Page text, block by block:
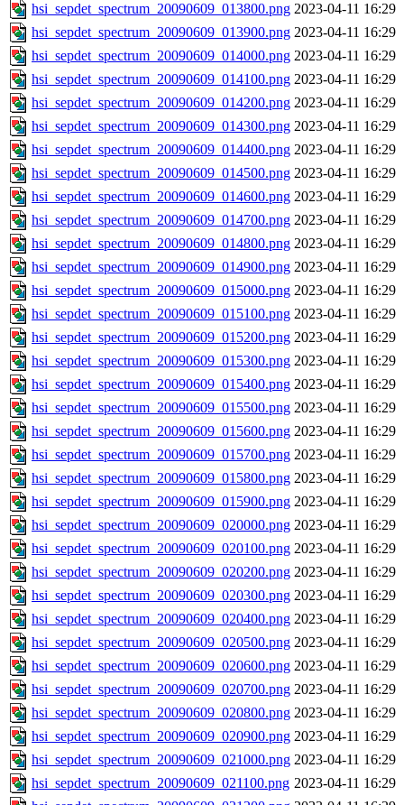
hsi_sepdet_spectrum_20090609_013800.png 2023-04-11 16:29
hsi_sepdet_spectrum_20090609_013900.png 2023-04-11 16:29
hsi_sepdet_spectrum_20090609_014000.png 2023-04-11 16:29
hsi_sepdet_spectrum_20090609_014100.png 2023-04-11 16:29
hsi_sepdet_spectrum_20090609_014200.png 2023-04-11 16:29
hsi_sepdet_spectrum_20090609_014300.png 2023-04-11 16:29
hsi_sepdet_spectrum_20090609_014400.png 2023-04-11 16:29
hsi_sepdet_spectrum_20090609_014500.png 2023-04-11 16:29
hsi_sepdet_spectrum_20090609_014600.png 2023-04-11 16:29
hsi_sepdet_spectrum_20090609_014700.png 2023-04-11 16:29
hsi_sepdet_spectrum_20090609_014800.png 2023-04-11 16:29
hsi_sepdet_spectrum_20090609_014900.png 2023-04-11 16:29
hsi_sepdet_spectrum_20090609_015000.png 2023-04-11 16:29
hsi_sepdet_spectrum_20090609_015100.png 2023-04-11 16:29
hsi_sepdet_spectrum_20090609_015200.png 2023-04-11 16:29
hsi_sepdet_spectrum_20090609_015300.png 2023-04-11 16:29
hsi_sepdet_spectrum_20090609_015400.png 2023-04-11 16:29
hsi_sepdet_spectrum_20090609_015500.png 2023-04-11 16:29
hsi_sepdet_spectrum_20090609_015600.png 2023-04-11 16:29
hsi_sepdet_spectrum_20090609_015700.png 2023-04-11 16:29
hsi_sepdet_spectrum_20090609_015800.png 2023-04-11 16:29
hsi_sepdet_spectrum_20090609_015900.png 2023-04-11 16:29
hsi_sepdet_spectrum_20090609_020000.png 2023-04-11 16:29
hsi_sepdet_spectrum_20090609_020100.png 2023-04-11 16:29
hsi_sepdet_spectrum_20090609_020200.png 2023-04-11 16:29
hsi_sepdet_spectrum_20090609_020300.png 2023-04-11 16:29
hsi_sepdet_spectrum_20090609_020400.png 2023-04-11 16:29
hsi_sepdet_spectrum_20090609_020500.png 2023-04-11 16:29
hsi_sepdet_spectrum_20090609_020600.png 2023-04-11 16:29
hsi_sepdet_spectrum_20090609_020700.png 2023-04-11 16:29
hsi_sepdet_spectrum_20090609_020800.png 2023-04-11 16:29
hsi_sepdet_spectrum_20090609_020900.png 2023-04-11 16:29
hsi_sepdet_spectrum_20090609_021000.png 2023-04-11 16:29
hsi_sepdet_spectrum_20090609_021100.png 2023-04-11 16:29